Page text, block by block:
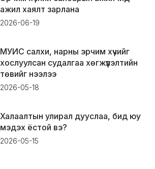
ажил хаялт зарлана
2026-06-19
МУИС салхи, нарны эрчим хүчийг
хослуулсан судалгаа хөгжүүлэлтийн
төвийг нээлээ
2026-05-18
Халаалтын улирал дууслаа, бид юу
мэдэх ёстой вэ?
2026-05-15